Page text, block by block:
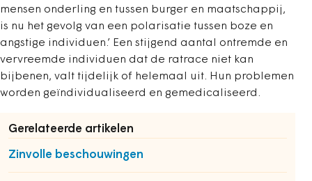
mensen onderling en tussen burger en maatschappij,
is nu het gevolg van een polarisatie tussen boze en
angstige individuen.’ Een stijgend aantal ontremde en
vervreemde individuen dat de ratrace niet kan
bijbenen, valt tijdelijk of helemaal uit. Hun problemen
worden geïndividualiseerd en gemedicaliseerd.
Gerelateerde artikelen
Zinvolle beschouwingen